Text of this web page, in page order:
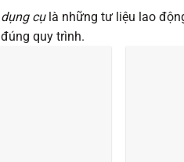
cụlà những tư liệu lao
quy trình.